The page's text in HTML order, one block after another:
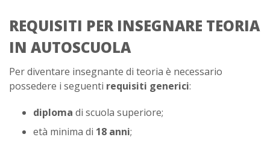
REQUISITI PER INSEGNARE TEORIA
IN AUTOSCUOLA
Per diventare insegnante di teoria è necessario
possedere i seguenti requisiti generici:
diploma di scuola superiore;
età minima di 18 anni;